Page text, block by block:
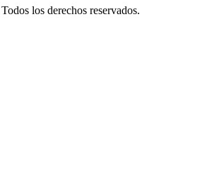
los derechos reservados.